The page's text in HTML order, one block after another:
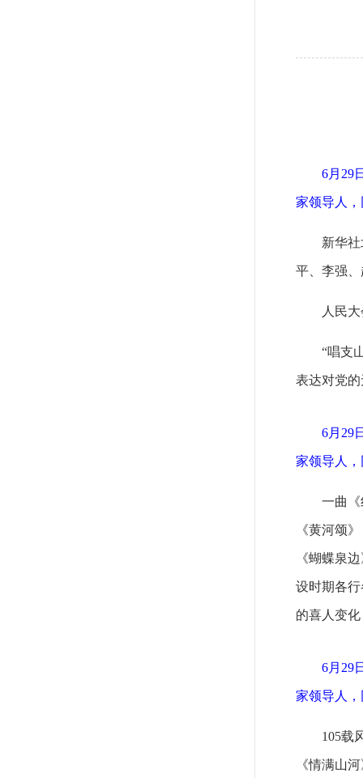
6月29
家领导人
新华
平、李强
人民
“唱支
表达对党
6月29
家领导人
一曲
《黄河颂
《蝴蝶泉
设时期各
的喜人变
6月29
家领导人
105载
《情满山